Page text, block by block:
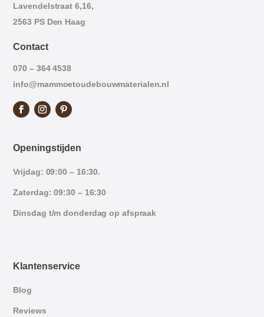
Lavendelstraat 6,16,
2563 PS Den Haag
Contact
070 – 364 4538
info@mammoetoudebouwmaterialen.nl
Openingstijden
Vrijdag: 09:00 – 16:30.
Zaterdag: 09:30 – 16:30
Dinsdag t/m donderdag op afspraak
Klantenservice
Blog
Reviews